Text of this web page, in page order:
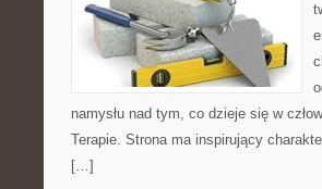
namysłu nad tym, co dzieje się w
Terapie. Strona ma inspirujący
[…]